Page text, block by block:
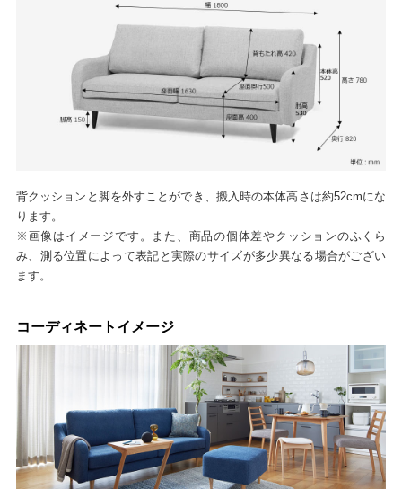
背クッションと脚を外すことができ、搬入時の本体高さは約52cmにな
ります。
※画像はイメージです。また、商品の個体差やクッションのふくら
み、測る位置によって表記と実際のサイズが多少異なる場合がござい
ます。
コーディネートイメージ